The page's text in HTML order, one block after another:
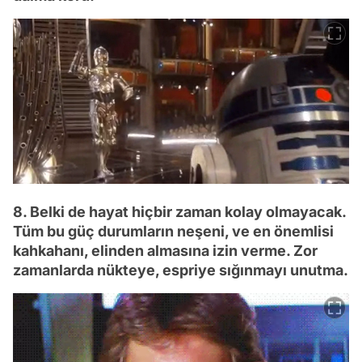
8. Belki de hayat hiçbir zaman kolay olmayacak.
Tüm bu güç durumların neşeni, ve en önemlisi
kahkahanı, elinden almasına izin verme. Zor
zamanlarda nükteye, espriye sığınmayı unutma.